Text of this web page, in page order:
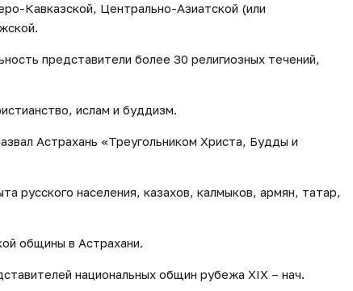
Кавказской, Центрально-Азиатской (или
представители более 30 религиозных течений,
ислам и буддизм.
Астрахань «Треугольником Христа, Будды и
русского населения, казахов, калмыков, армян, татар,
общины в Астрахани.
национальных общин рубежа XIX – нач.